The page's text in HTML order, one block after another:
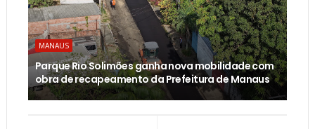
MANAUS
Parque Rio Solimões ganha nova mobilidade com
obra de recapeamento da Prefeitura de Manaus